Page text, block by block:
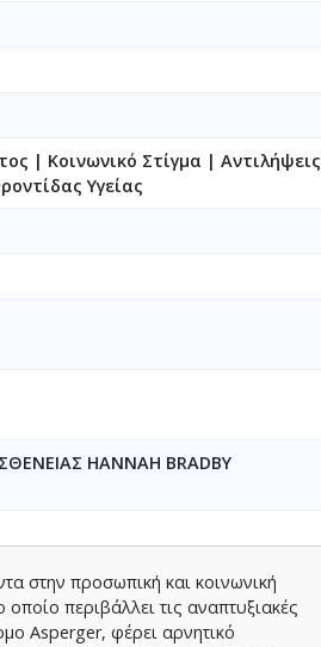
| Κοινωνικό Στίγμα | Αντιλήψεις
Υγείας
HANNAH BRADBY
στην προσωπική και κοινωνική
περιβάλλει τις αναπτυξιακές
Asperger, φέρει αρνητικό